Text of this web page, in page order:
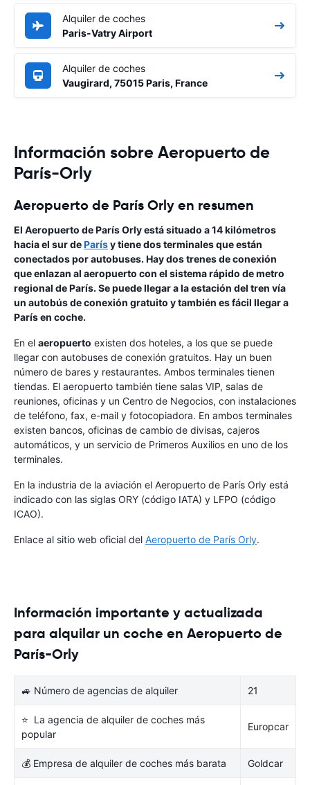
Alquiler de coches
Paris-Vatry Airport
Alquiler de coches
Vaugirard, 75015 Paris, France
Información sobre Aeropuerto de
París-Orly
Aeropuerto de París Orly en resumen
El Aeropuerto de París Orlyestá situado a 14 kilómetros
hacia el sur deParísy tiene dos terminales que están
conectados por autobuses. Hay dos trenes de conexión
que enlazan al aeropuerto con el sistema rápido de metro
regional de París. Se puede llegar a la estación del tren vía
un autobús de conexión gratuito y también es fácil llegar a
París en coche.
En el aeropuerto existen dos hoteles, a los que se puede
llegar con autobuses de conexión gratuitos. Hay un buen
número de bares y restaurantes. Ambos terminales tienen
tiendas. El aeropuerto también tiene salas VIP, salas de
reuniones, oficinas y un Centro de Negocios, con instalaciones
de teléfono, fax, e-mail y fotocopiadora. En ambos terminales
existen bancos, oficinas de cambio de divisas, cajeros
automáticos, y un servicio de Primeros Auxilios en uno de los
terminales.
En la industria de la aviación el Aeropuerto de París Orly está
indicado con las siglas ORY (código IATA) y LFPO (código
ICAO).
Enlace al sitio web oficial del Aeropuerto de París Orly.
Información importante y actualizada
para alquilar un coche en Aeropuerto de
París-Orly
🚙 Número de agencias de alquiler 21
⭐ La agencia de alquiler de coches más
popular
Europcar
💰 Empresa de alquiler de coches más barata Goldcar